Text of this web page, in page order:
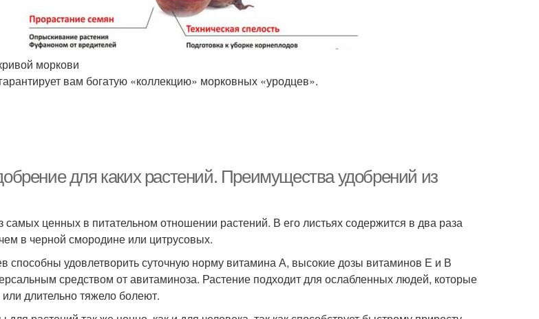
моркови
вам богатую «коллекцию» морковных «уродцев».
для каких растений. Преимущества удобрений из
самых ценных в питательном отношении растений. В его листьях содержится в два раза
в черной смородине или цитрусовых.
способны удовлетворить суточную норму витамина А, высокие дозы витаминов Е и В
средством от авитаминоза. Растение подходит для ослабленных людей, которые
длительно тяжело болеют.